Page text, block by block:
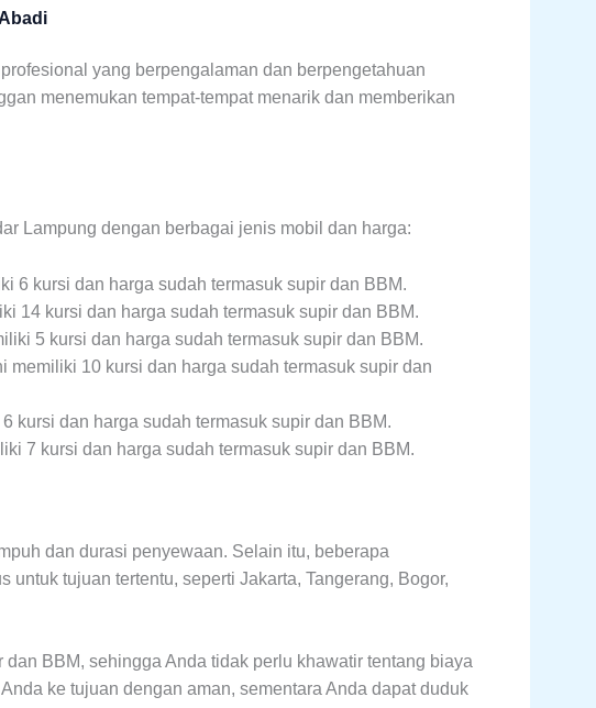
yang berpengalaman dan berpengetahuan
menemukan tempat-tempat menarik dan memberikan
Lampung dengan berbagai jenis mobil dan harga:
6 kursi dan harga sudah termasuk supir dan BBM.
14 kursi dan harga sudah termasuk supir dan BBM.
5 kursi dan harga sudah termasuk supir dan BBM.
10 kursi dan harga sudah termasuk supir dan
kursi dan harga sudah termasuk supir dan BBM.
7 kursi dan harga sudah termasuk supir dan BBM.
dan durasi penyewaan. Selain itu, beberapa
tujuan tertentu, seperti Jakarta, Tangerang, Bogor,
BBM, sehingga Anda tidak perlu khawatir tentang biaya
ke tujuan dengan aman, sementara Anda dapat duduk